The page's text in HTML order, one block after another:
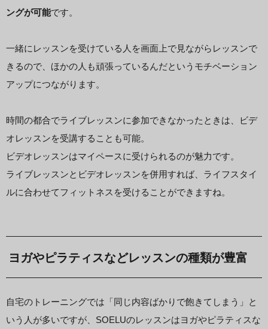
ングが可能です。
一緒にレッスンを受けている人を画面上で見ながらレッスンで
きるので、ほかの人も頑張っているんだというモチベーション
アップにつながります。
時間の都合でライブレッスンに参加できなかったときは、ビデ
オレッスンを受講することも可能。
ビデオレッスンはマイペースに受けられるのが魅力です。
ライブレッスンとビデオレッスンを併用すれば、ライフスタイ
ルに合わせてフィットネスを受けることができますね。
ヨガやピラティスなどレッスンの種類が豊富
自宅のトレーニングでは「同じ内容ばかりで飽きてしまう」と
いう人が多いですが、SOELUのレッスンはヨガやピラティスな